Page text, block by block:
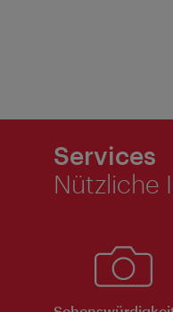
Services
Nützliche